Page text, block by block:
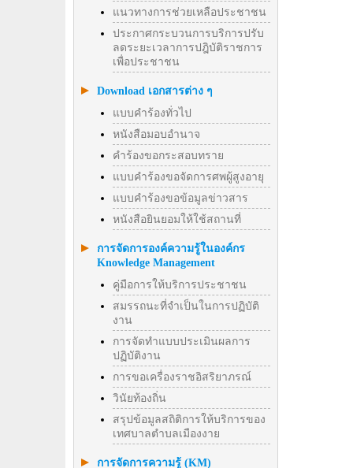
แนวทางการช่วยเหลือประชาชน
ประกาศกระบวนการบริการปรับ
ลดระยะเวลาการปฎิบัติราชการ
เพื่อประชาชน
Download เอกสารต่าง ๆ
แบบคำร้องทั่วไป
หนังสือมอบอำนาจ
คำร้องขอกระสอบทราย
แบบคำร้องขอจัดการศพผู้สูงอายุ
แบบคำร้องขอข้อมูลข่าวสาร
หนังสือยินยอมให้ใช้สถานที่
การจัดการองค์ความรู้ในองค์กร
Knowledge Management
คู่มือการให้บริการประชาชน
สมรรถนะที่จำเป็นในการปฏิบัติ
งาน
การจัดทำแบบประเมินผลการ
ปฏิบัติงาน
การขอเครื่องราชอิสริยาภรณ์
วินัยท้องถิ่น
สรุปข้อมูลสถิติการให้บริการของ
เทศบาลตำบลเมืองงาย
การจัดการความรู้ (KM)